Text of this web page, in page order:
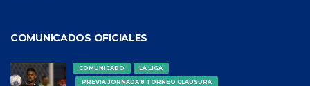
COMUNICADOS OFICIALES
COMUNICADO
LA LIGA
PREVIA JORNADA 8 TORNEO CLAUSURA